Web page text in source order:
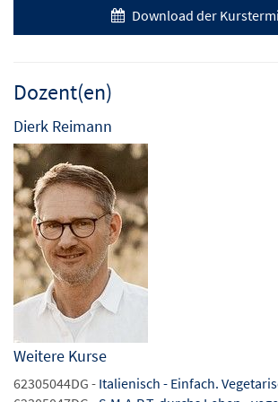
Download der
Dozent(en)
Dierk Reimann
Weitere Kurse
62305044DG - Italienisch - Einfach.